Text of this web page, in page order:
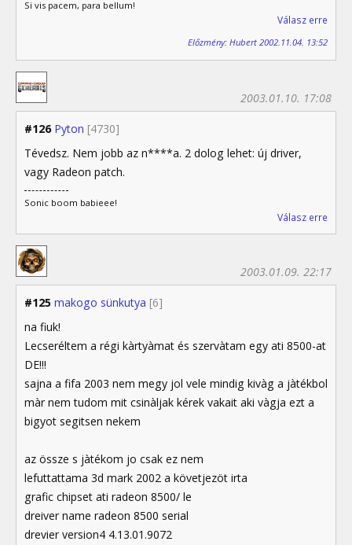
Si vis pacem, para bellum!
Válasz erre
Előzmény: Hubert 2002.11.04. 13:52
#126 Pyton [4730]
2003.01.10. 17:08
Tévedsz. Nem jobb az n****a. 2 dolog lehet: új driver,
vagy Radeon patch.
Sonic boom babieee!
Válasz erre
#125 makogo sünkutya [6]
2003.01.09. 22:17
na fiuk!
Lecseréltem a régi kàrtyàmat és szervàtam egy ati 8500-at
DE!!!
sajna a fifa 2003 nem megy jol vele mindig kivàg a jàtékbol
màr nem tudom mit csinàljak kérek vakait aki vàgja ezt a
bigyot segitsen nekem
az össze s jàtékom jo csak ez nem
lefuttattama 3d mark 2002 a követjezöt irta
grafic chipset ati radeon 8500/ le
dreiver name radeon 8500 serial
drevier version4 4.13.01.9072